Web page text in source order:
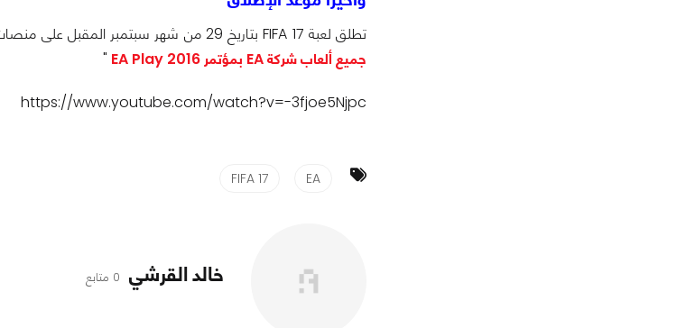
تطلق لعبة FIFA 17 بتاريخ 29 من شهر سبتمبر المقبل على منصات
جميع ألعاب شركة EA بمؤتمر EA Play 2016
"
https://www.youtube.com/watch?v=-3fjoe5Njpc
EA
FIFA 17
خالد القرشي 0 متابع